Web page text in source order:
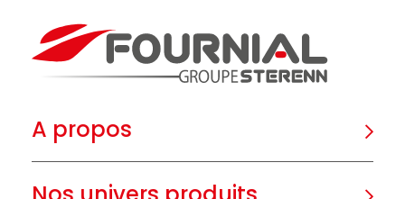
A propos